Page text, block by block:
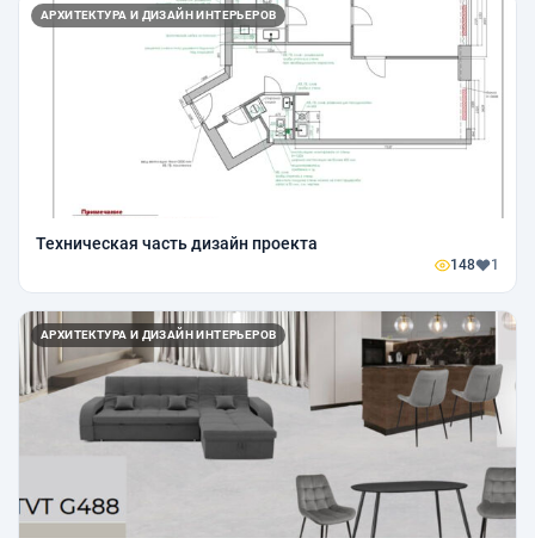
АРХИТЕКТУРА И ДИЗАЙН ИНТЕРЬЕРОВ
Техническая часть дизайн проекта
148 1
АРХИТЕКТУРА И ДИЗАЙН ИНТЕРЬЕРОВ